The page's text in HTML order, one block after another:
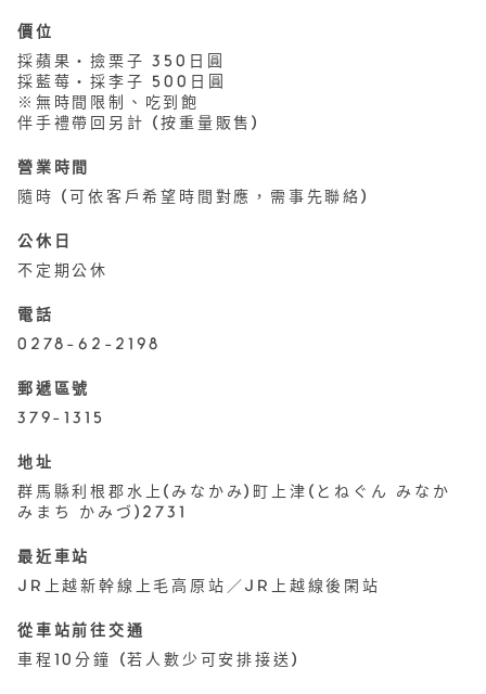
價位
採蘋果・撿栗子 350日圓
採藍莓・採李子 500日圓
※無時間限制、吃到飽
伴手禮帶回另計 (按重量販售)
營業時間
隨時 (可依客戶希望時間對應，需事先聯絡)
公休日
不定期公休
電話
0278-62-2198
郵遞區號
379-1315
地址
群馬縣利根郡水上(みなかみ)町上津(とねぐん みなか
みまち かみづ)2731
最近車站
JR上越新幹線上毛高原站／JR上越線後閑站
從車站前往交通
車程10分鐘 (若人數少可安排接送)